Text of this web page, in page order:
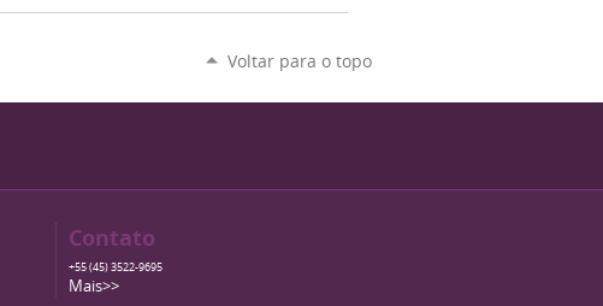
Voltar para o topo
Contato
+55 (45) 3522-9695
Mais>>